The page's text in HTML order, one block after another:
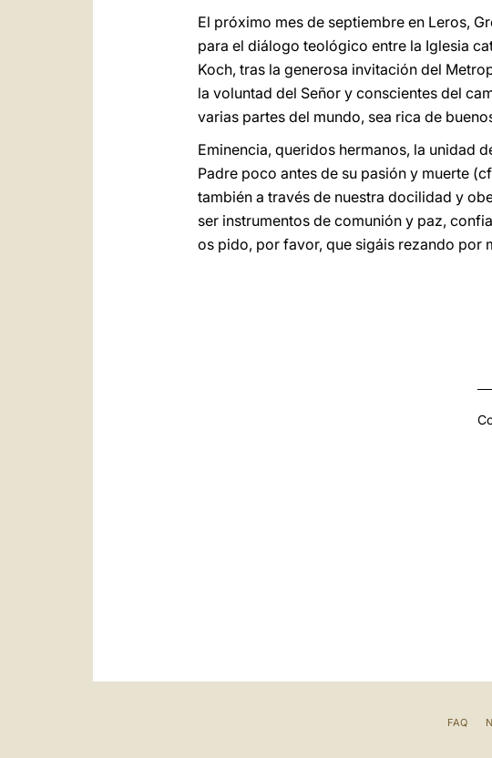
El próximo mes de septiembre en Leros,
para el diálogo teológico entre la Iglesia
Koch, tras la generosa invitación del
la voluntad del Señor y conscientes del
varias partes del mundo, sea rica de
Eminencia, queridos hermanos, la unidad
Padre poco antes de su pasión y muerte
también a través de nuestra docilidad y
ser instrumentos de comunión y paz,
os pido, por favor, que sigáis rezando por
FAQ